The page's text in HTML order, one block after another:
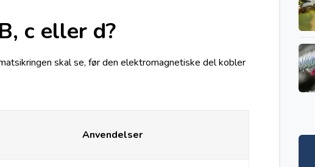
c eller d?
skal se, før den elektromagnetiske del kobler
Anvendelser